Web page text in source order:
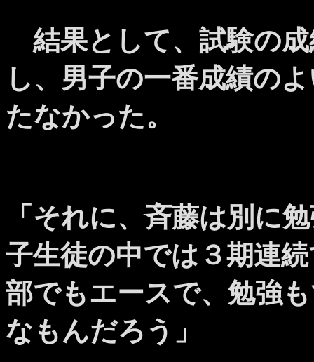
結果として、試験の
し、男子の一番成績の
たなかった。
「それに、斉藤は別に
子生徒の中では３期連
部でもエースで、勉強
なもんだろう」